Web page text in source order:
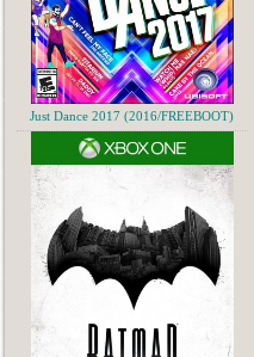
Just Dance 2017 (2016/FREEBOOT)